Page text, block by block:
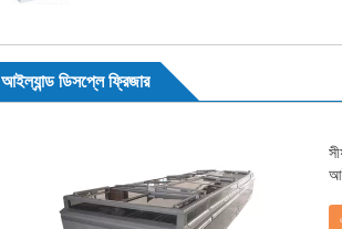
আইল্যান্ড ডিসপ্লে ফ্রিজার